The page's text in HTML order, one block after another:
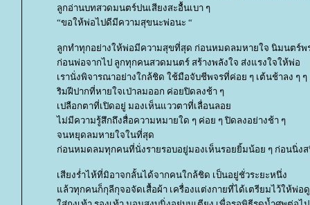
ลูกอ่านบทสวดมนตร์ปนเสียงสะอื้นเบา ๆ
“ขอให้พ่อไปดีมีความสุขนะพ่อนะ “
ลูกทำทุกอย่างให้พ่อมีความสุขที่สุด ก่อนหมดลมหายใจ นิมนตร์พ
ก่อนพ่อจากไป ลูกทุกคนสวดมนตร์ สร้างพลังใจ ส่งแรงใจให้พ่อ
เรานั่งพิจารณาอย่างใกล้ชิด ใช้มือจับชีพจรที่ค่อย ๆ เต้นช้าลง ๆ ๆ
ริมฝีปากที่หายใจเป่าลมออก ค่อยปิดลงช้า ๆ
เปลือกตาที่เปิดอยู่ มองเห็นแววตาที่เลื่อนลอ
ไม่มีความรู้สึกถึงสื่อความหมายใด ๆ ค่อย ๆ ปิดลงอย่างช้า ๆ
จนหยุดลมหายใจในที่สุด
ก่อนหมดลมทุกคนที่นั่งรายรอบอยู่มองเห็นรอยยิ้มน้อย ๆ ก่อนนิ่ง
เสียงร่ำไห้ที่มิอาจกลั้นได้จากคนใกล้ชิด เป็นอยู่ชั่วระยะหนึ่ง
ล้วทุกคนก็กุลีกุจอจัดเสื้อผ้า เครื่องแต่งกายที่ได้เตรียมไว้ให้พ่อ